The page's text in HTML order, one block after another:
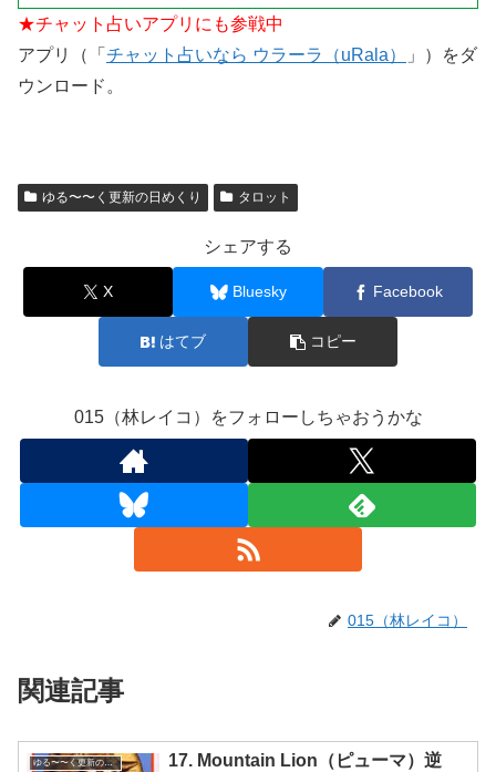
★チャット占いアプリにも参戦中
アプリ（「 チャット占いなら ウラーラ（uRala）
」）をダ
ウンロード。
ゆる〜〜く更新の日めくり タロット
シェアする
X Bluesky Facebook
はてブ コピー
015（林レイコ）をフォローしちゃおうかな
015（林レイコ）
関連記事
ゆる〜〜く更新の日めくり 17. Mountain Lion（ピューマ）逆